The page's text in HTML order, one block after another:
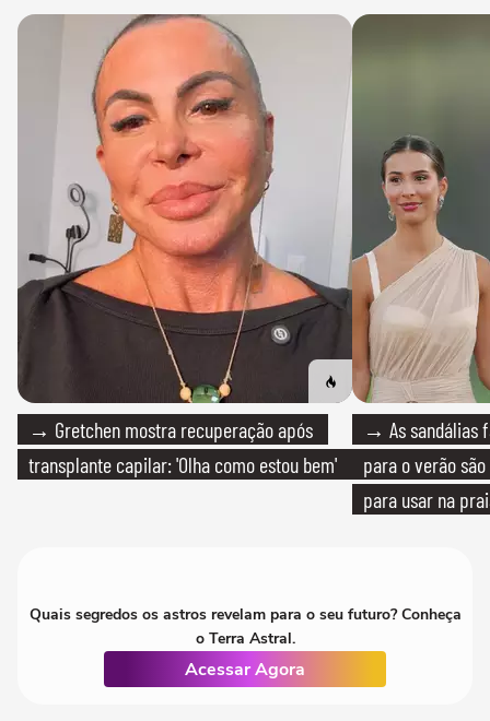
→ Gretchen mostra recuperação após
transplante capilar: 'Olha como estou bem'
→ As sandálias
para o verão
para usar na
Quais segredos os astros revelam para o seu futuro? Conheça
o Terra Astral.
Acessar Agora